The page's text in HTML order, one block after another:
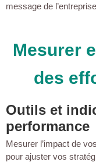
message de
Mesurer
des
Outils et
performance
Mesurer l’impact de
pour ajuster vos